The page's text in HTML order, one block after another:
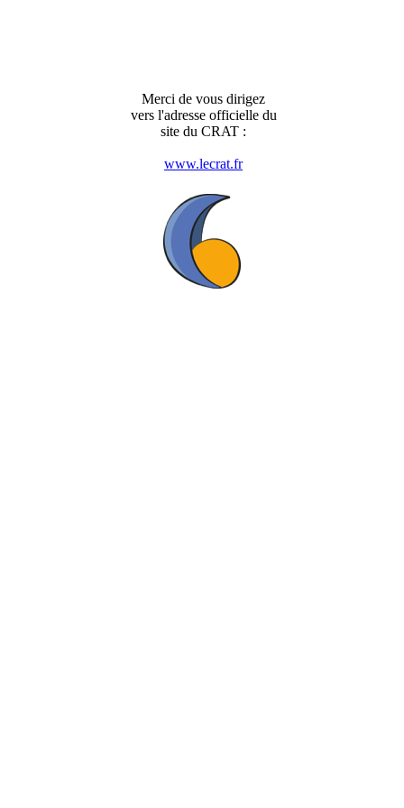
Merci de vous dirigez
vers l'adresse officielle du
site du CRAT :
www.lecrat.fr